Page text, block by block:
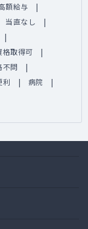
額給与
当直なし
格取得可
不問
利
病院